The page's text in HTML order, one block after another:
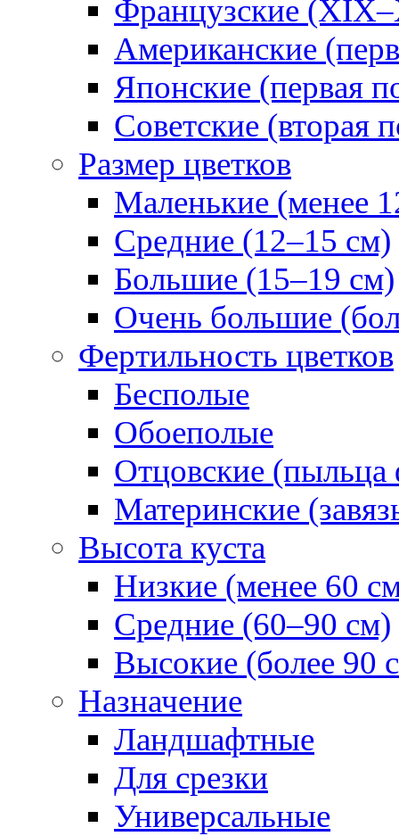
Французские
Американские
Японские (первая
Советские (вторая
Размер цветков
Маленькие (менее
Средние (12–15 см)
Большие (15–19 см)
Очень большие
Фертильность цветков
Бесполые
Обоеполые
Отцовские (пыльца
Материнские
Высота куста
Низкие (менее 60
Средние (60–90 см)
Высокие (более 90
Назначение
Ландшафтные
Для срезки
Универсальные